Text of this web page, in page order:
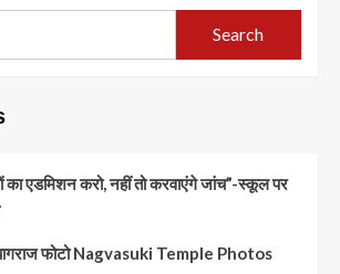
Search
का एडमिशन करो, नहीं तो करवाएंगे जांच”-स्कूल पर
फोटो Nagvasuki Temple Photos